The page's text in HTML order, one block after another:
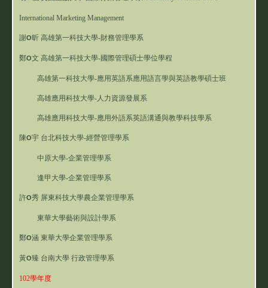
International Marketing Management
謝O昕 高雄第一科技大學-財務管理學系
鄭O文 高雄第一科技大學-國際管理碩士學位學程
高雄第一科技大學-應用英語系應用語言學與英語教學碩士班
高雄應用科技大學-人力資源發展系
高雄應用科技大學-應用外語系英語溝通與教學科技學系
陳O宇 台北科技大學-經營管理學系
中原大學-企業管理學系
逢甲大學-企業管理學系
許O秀 屏東科技大學農企業管理學系
東華大學藝術與設計學系
鄭O涵 東華大學企業管理學系
黃O臻 台南大學 行政管理學系
102學年度